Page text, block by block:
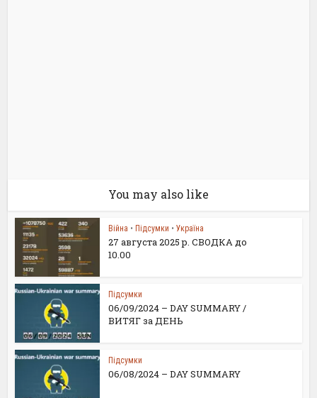
You may also like
Війна • Підсумки • Україна
27 августа 2025 р. СВОДКА до
10.00
Підсумки
06/09/2024 – DAY SUMMARY /
ВИТЯГ за ДЕНЬ
Підсумки
06/08/2024 – DAY SUMMARY